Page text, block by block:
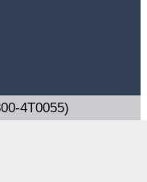
4T0055)